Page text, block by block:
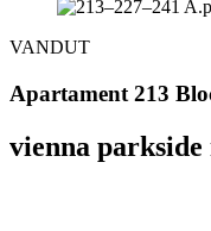
VANDUT
Apartament 213
vienna parkside